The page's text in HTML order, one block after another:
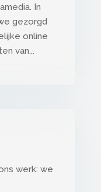
In
gezorgd
online
van...
werk: we